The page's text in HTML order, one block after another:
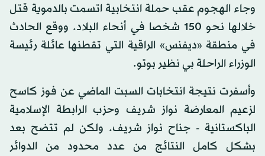
وجاء الهجوم عقب حملة انتخابية اتسمت بالدموية قتل
خلالها نحو 150 شخصا في أنحاء البلاد. ووقع الحادث
في منطقة «ديفنس» الراقية التي تقطنها عائلة رئيسة
الوزراء الراحلة بي نظير بوتو.
وأسفرت نتيجة انتخابات السبت الماضي عن فوز كاسح
لزعيم المعارضة نواز شريف وحزب الرابطة الإسلامية
الباكستانية - جناح نواز شريف. ولكن لم تتضح بعد
بشكل كامل النتائج من عدد محدود من الدوائر